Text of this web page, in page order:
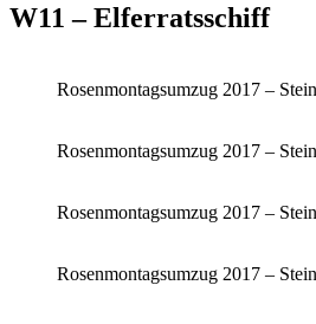
W11 – Elferratsschiff
Rosenmontagsumzug 2017 –
Rosenmontagsumzug 2017 –
Rosenmontagsumzug 2017 –
Rosenmontagsumzug 2017 –